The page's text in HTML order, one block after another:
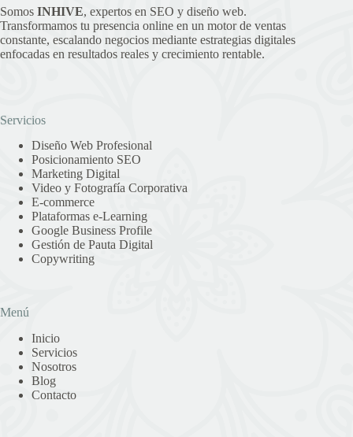
Somos INHIVE, expertos en SEO y diseño web.
Transformamos tu presencia online en un motor de ventas
constante, escalando negocios mediante estrategias digitales
enfocadas en resultados reales y crecimiento rentable.
Servicios
Diseño Web Profesional
Posicionamiento SEO
Marketing Digital
Video y Fotografía Corporativa
E-commerce
Plataformas e-Learning
Google Business Profile
Gestión de Pauta Digital
Copywriting
Menú
Inicio
Servicios
Nosotros
Blog
Contacto